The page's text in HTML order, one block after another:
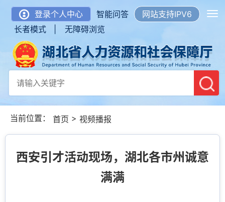
登录个人中心 智能问答
网站支持IPV6
长者模式 |
无障碍浏览
当前位置： 首页 > 视频播报
西安引才活动现场，湖北各市州诚意
满满